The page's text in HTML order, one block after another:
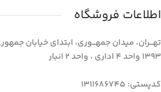
اطلاعات فروشگاه
تهـــران، میدان جمهـــوری، ابتدای خیابان
1393 واحد 4 اداری ، واحد 2 انبار
کدپستی: 1311686745